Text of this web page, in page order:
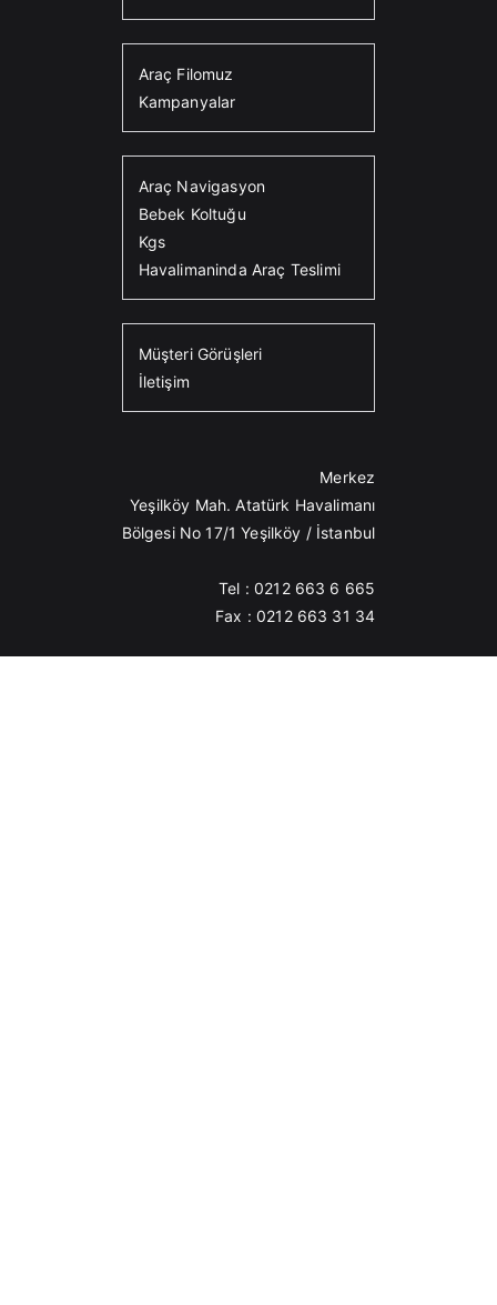
Araç Filomuz
Kampanyalar
Araç Navigasyon
Bebek Koltuğu
Kgs
Havalimaninda Araç Teslimi
Müşteri Görüşleri
İletişim
Merkez
Yeşilköy Mah. Atatürk Havalimanı
Bölgesi No 17/1 Yeşilköy / İstanbul
Tel : 0212 663 6 665
Fax : 0212 663 31 34